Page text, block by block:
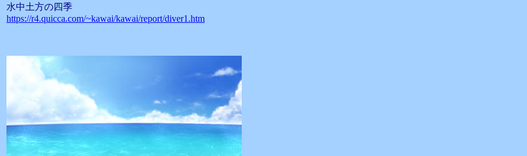
水中土方の四季
https://r4.quicca.com/~kawai/kawai/report/diver1.htm